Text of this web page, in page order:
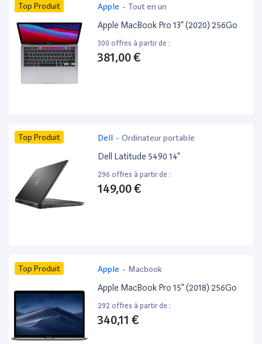
Top Produit Apple - Tout en un
Apple MacBook Pro 13” (2020) 256Go
300 offres à partir de :
381,00 €
Top Produit Dell - Ordinateur portable
Dell Latitude 5490 14”
296 offres à partir de :
149,00 €
Top Produit Apple - Macbook
Apple MacBook Pro 15” (2018) 256Go
292 offres à partir de :
340,11 €